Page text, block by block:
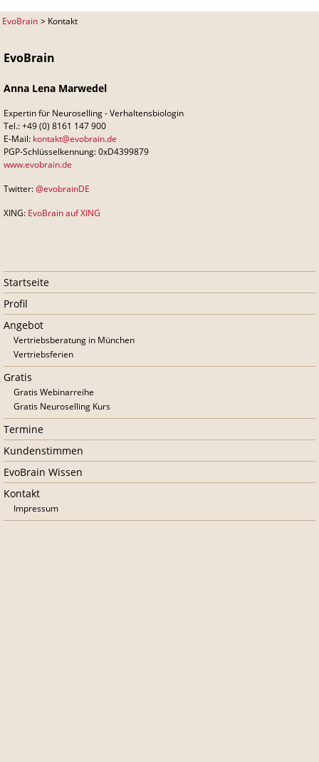
EvoBrain Kontakt
EvoBrain
Anna Lena Marwedel
Expertin für Neuroselling - Verhaltensbiologin
Tel.: +49 (0) 8161 147 900
E-Mail: kontakt@evobrain.de
PGP-Schlüsselkennung: 0xD4399879
www.evobrain.de
Twitter:@evobrainDE
XING: EvoBrain auf XING
Navigation
überspringen
Startseite
Profil
Angebot
Vertriebsberatung in München
Vertriebsferien
Gratis
Gratis Webinarreihe
Gratis Neuroselling Kurs
Termine
Kundenstimmen
EvoBrain Wissen
Kontakt
Impressum